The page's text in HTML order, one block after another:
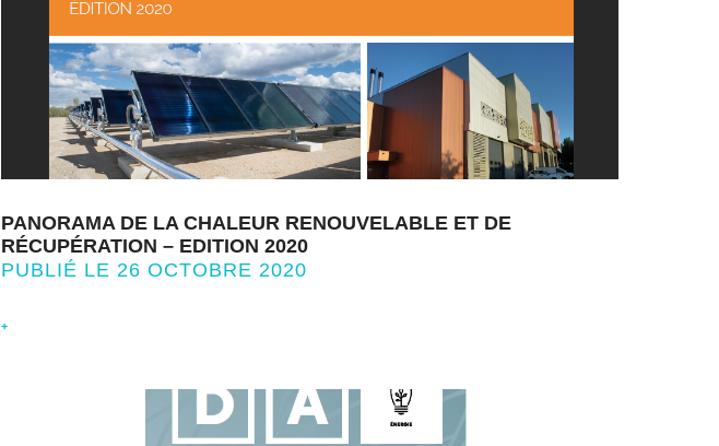
PANORAMA DE LA CHALEUR RENOUVELABLE ET DE
RÉCUPÉRATION – EDITION 2020
PUBLIÉ LE 26 OCTOBRE 2020
+